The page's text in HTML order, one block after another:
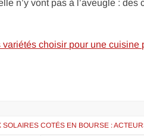
n’y vont pas à l’aveugle :
choisir pour une cuisine
COTÉS EN BOURSE :